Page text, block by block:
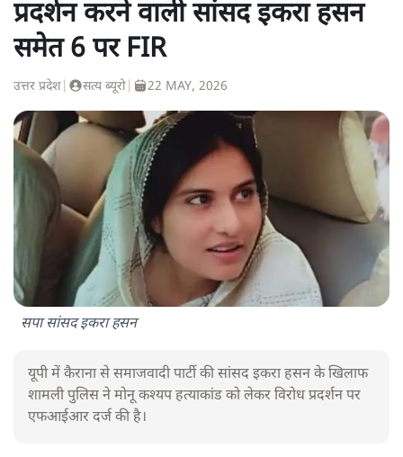
प्रदर्शन करने वाली सांसद इकरा हसन
समेत 6 पर FIR
उत्तर प्रदेश सत्य ब्यूरो 22 MAY, 2026
सपा सांसद इकरा हसन
यूपी में कैराना से समाजवादी पार्टी की सांसद इकरा हसन के खिलाफ
शामली पुलिस ने मोनू कश्यप हत्याकांड को लेकर विरोध प्रदर्शन पर
एफआईआर दर्ज की है।